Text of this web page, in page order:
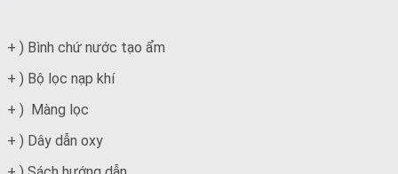
+ ) Bình chứ nước tạo ẩm
+ ) Bộ lọc nạp khí
+ ) Màng lọc
+ ) Dây dẫn oxy